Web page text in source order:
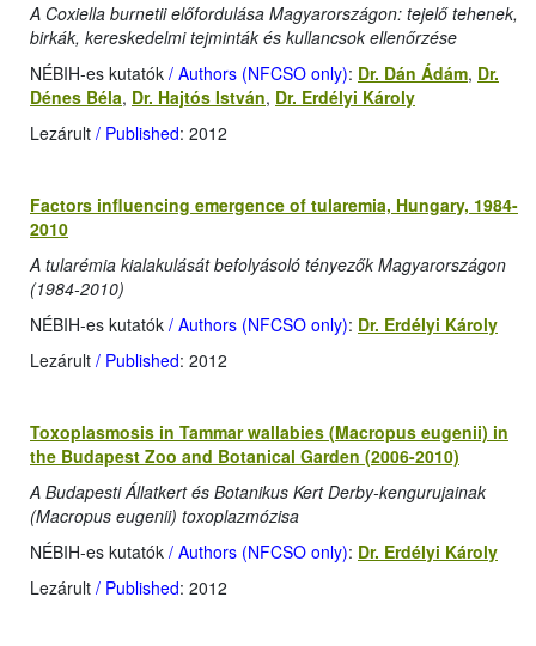
A Coxiella burnetii előfordulása Magyarországon: tejelő tehenek,
birkák, kereskedelmi tejminták és kullancsok ellenőrzése
NÉBIH-es kutatók / Authors (NFCSO only): Dr. Dán Ádám, Dr.
Dénes Béla, Dr. Hajtós István, Dr. Erdélyi Károly
Lezárult / Published: 2012
Factors influencing emergence of tularemia, Hungary, 1984-
2010
A tularémia kialakulását befolyásoló tényezők Magyarországon
(1984-2010)
NÉBIH-es kutatók / Authors (NFCSO only): Dr. Erdélyi Károly
Lezárult / Published: 2012
Toxoplasmosis in Tammar wallabies (Macropus eugenii) in
the Budapest Zoo and Botanical Garden (2006-2010)
A Budapesti Állatkert és Botanikus Kert Derby-kengurujainak
(Macropus eugenii) toxoplazmózisa
NÉBIH-es kutatók / Authors (NFCSO only): Dr. Erdélyi Károly
Lezárult / Published: 2012